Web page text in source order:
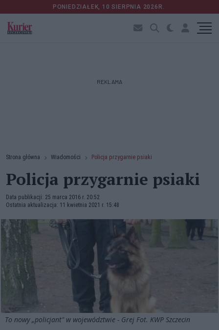
PONIEDZIAŁEK, 10 SIERPNIA 2026R.
REKLAMA
Strona główna Wiadomości Policja przygarnie psiaki
Policja przygarnie psiaki
Data publikacji: 25 marca 2016 r. 20:52
Ostatnia aktualizacja: 11 kwietnia 2021 r. 15:48
To nowy „policjant" w województwie - Grej Fot. KWP Szczecin